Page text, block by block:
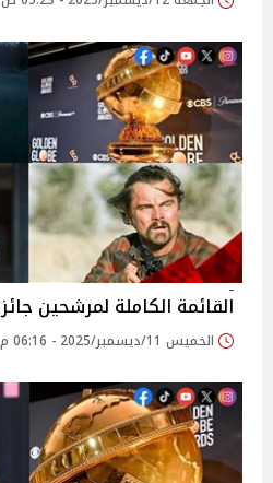
القائمة الكاملة لمرشحين
الخميس 11/ديسمبر/2025 - 06:16 م